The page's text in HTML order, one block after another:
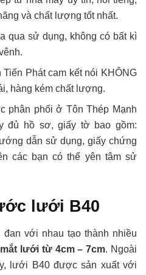
và chất lượng tốt nhất.
qua sử dụng, không có bất kì
Phát cam kết nói KHÔNG
hàng kém chất lượng.
phân phối ở Tôn Thép Mạnh
đủ hồ sơ, giấy tờ bao gồm:
dẫn sử dụng, giấy chứng
các bạn có thể yên tâm sử
lưới B40
với nhau tạo thành nhiều
lưới từ 4cm – 7cm. Ngoài
lưới B40 được sản xuất với